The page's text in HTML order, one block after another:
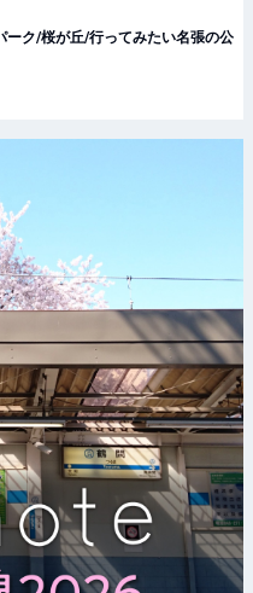
ーク/桜が丘/行ってみたい名張の公